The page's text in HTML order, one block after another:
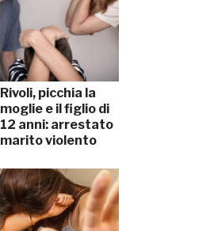
Rivoli, picchia la
moglie e il figlio di
12 anni: arrestato
marito violento